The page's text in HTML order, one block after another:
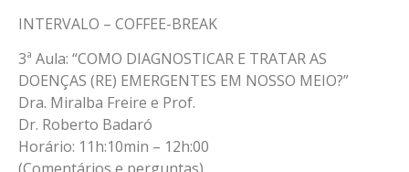
INTERVALO – COFFEE-BREAK
3ª Aula: “COMO DIAGNOSTICAR E TRATAR AS
DOENÇAS (RE) EMERGENTES EM NOSSO MEIO?”
Dra. Miralba Freire e Prof.
Dr. Roberto Badaró
Horário: 11h:10min – 12h:00